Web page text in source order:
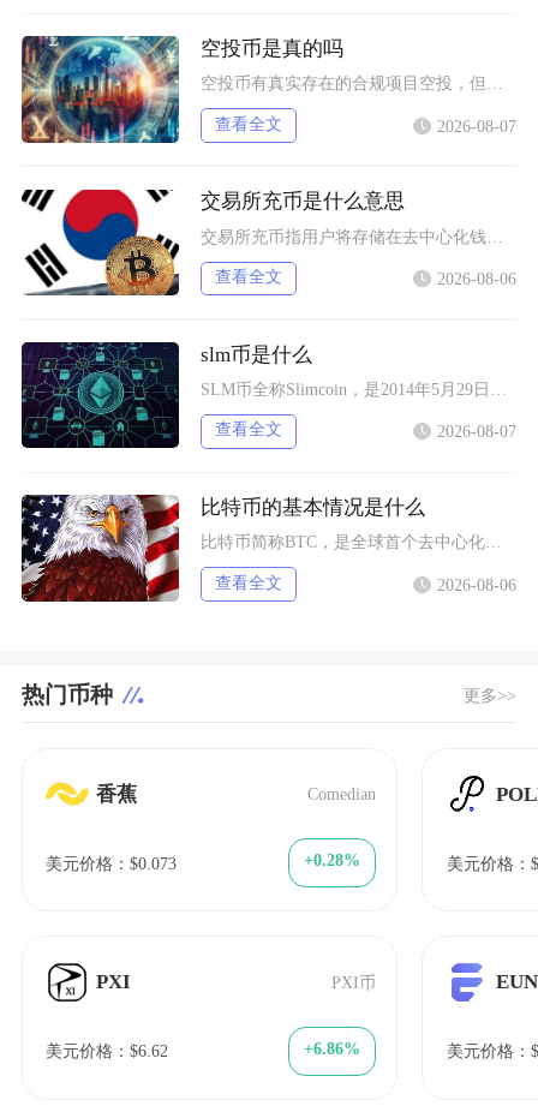
空投币是真的吗
空投币有真实存在的合规项目空投，但市场中九成以上面向普通散户的免费空投、大额福利空投均为虚
查看全文 2026-08-07
交易所充币是什么意思
查看全文 2026-08-06
slm币是什么
查看全文 2026-08-07
比特币的基本情况是什么
比特币简称BTC，是全球首个去中心化加密数字资产，依托区块链与工作量证明机制运行，无任何中
查看全文 2026-08-06
热门币种 更多>>
香蕉 Comedian
美元价格：$0.073 +0.28%
PXI PXI币
美元价格：$6.62 +6.86%
美元价格：
美元价格：